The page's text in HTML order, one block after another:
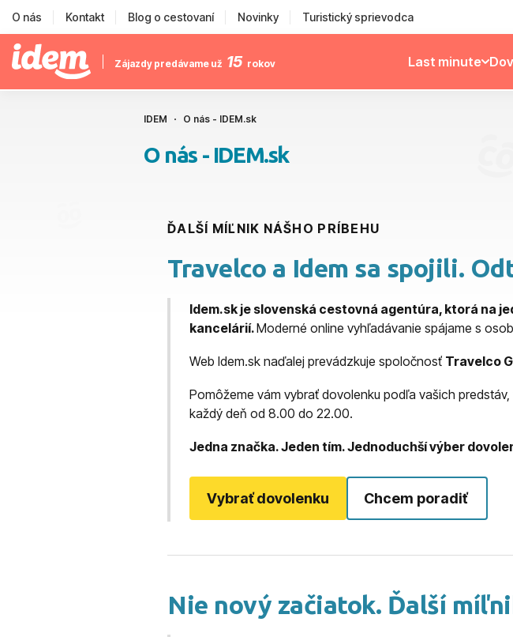
O nás Kontakt Blog o cestovaní Novinky Turistický sprievodca
Zájazdy predávame už 15 rokov Last minute
IDEM O nás - IDEM.sk
O nás - IDEM.sk
ĎALŠÍ MÍĽNIK NÁŠHO PRÍBEHU
Travelco a Idem sa spojili.
Idem.sk je slovenská cestovná agentúra, ktorá na
kancelárií.Moderné online vyhľadávanie spájame s
Web Idem.sk naďalej prevádzkuje spoločnosť Travelco
Pomôžeme vám vybrať dovolenku podľa vašich
každý deň od 8.00 do 22.00.
Jedna značka. Jeden tím. Jednoduchší výber
Vybrať dovolenku Chcem poradiť
Nie nový začiatok. Ďalší